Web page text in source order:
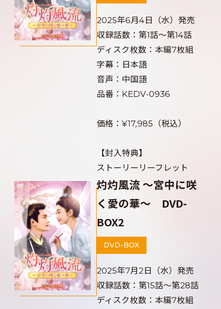
2025年6月4日（水）発売
収録話数：第1話～第14話
ディスク枚数：本編7枚組
字幕：日本語
音声：中国語
品番：KEDV-0936
価格：¥17,985（税込）
【封入特典】
ストーリーリーフレット
灼灼風流 ～宮中に咲
く愛の華～ DVD-
BOX2
DVD-BOX
2025年7月2日（水）発売
収録話数：第15話～第28話
ディスク枚数：本編7枚組